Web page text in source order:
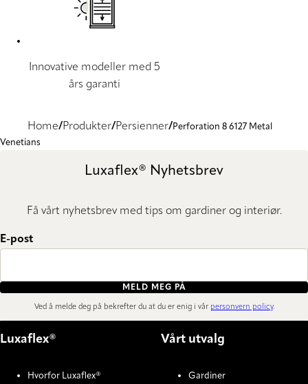
Innovative modeller med 5
års garanti
Home Produkter Persienner
Perforation 8 6127 Metal
Venetians
Luxaflex® Nyhetsbrev
Få vårt nyhetsbrev med tips om gardiner og interiør.
E-post
MELD MEG PÅ
Ved å melde deg på bekrefter du at du er enig i vår personvern policy.
Luxaflex®
Hvorfor Luxaflex®
Vårt utvalg
Gardiner